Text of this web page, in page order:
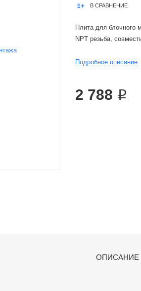
В СРАВНЕНИЕ
Плита для блочного
NPT резьба,
Product Features:1.It
Подробное описание
2 788 ₽
ОПИСАНИЕ